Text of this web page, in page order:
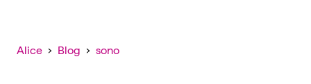
Alice › Blog › sono